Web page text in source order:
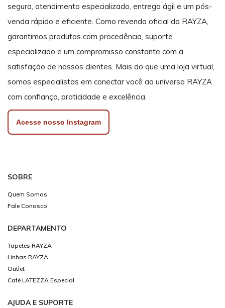
segura, atendimento especializado, entrega ágil e um pós-
venda rápido e eficiente. Como revenda oficial da RAYZA,
garantimos produtos com procedência, suporte
especializado e um compromisso constante com a
satisfação de nossos clientes. Mais do que uma loja virtual,
somos especialistas em conectar você ao universo RAYZA
com confiança, praticidade e excelência.
Acesse nosso Instagram
SOBRE
Quem Somos
Fale Conosco
DEPARTAMENTO
Tapetes RAYZA
Linhas RAYZA
Outlet
Café LATEZZA Especial
AJUDA E SUPORTE